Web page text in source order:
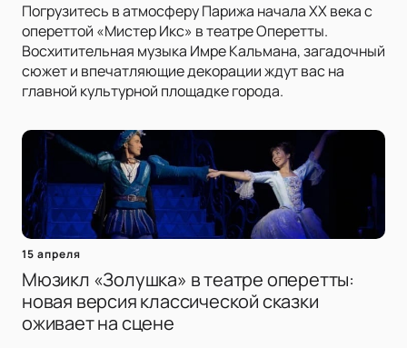
Погрузитесь в атмосферу Парижа начала XX века с
опереттой «Мистер Икс» в театре Оперетты.
Восхитительная музыка Имре Кальмана, загадочный
сюжет и впечатляющие декорации ждут вас на
главной культурной площадке города.
15 апреля
Мюзикл «Золушка» в театре оперетты:
новая версия классической сказки
оживает на сцене